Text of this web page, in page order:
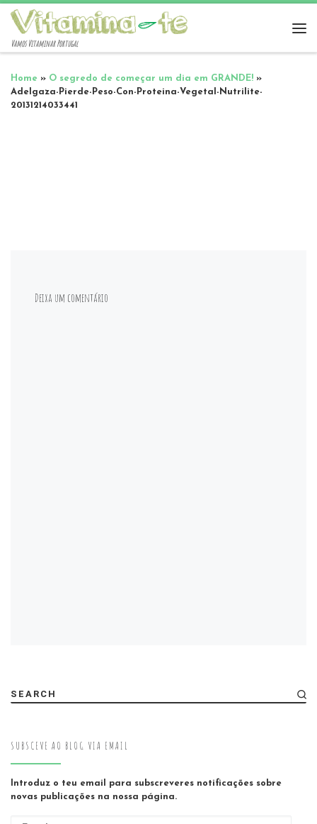
Vamos Vitaminar Portugal
Home » O segredo de começar um dia em GRANDE! »
Adelgaza-Pierde-Peso-Con-Proteina-Vegetal-Nutrilite-
20131214033441
Deixa um comentário
SEARCH
SUBSCEVE AO BLOG VIA EMAIL
Introduz o teu email para subscreveres notificações sobre
novas publicações na nossa página.